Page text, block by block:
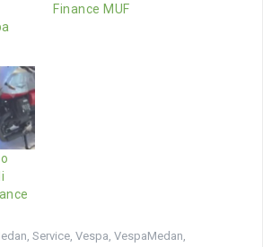
Finance MUF
, Service, Vespa, VespaMedan,